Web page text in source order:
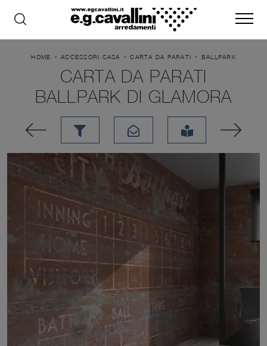
HOME - ACCESSORI CASA -CARTA DA PARATI - BALLPARK
CARTA DA PARATI
BALLPARK DI GLAMORA